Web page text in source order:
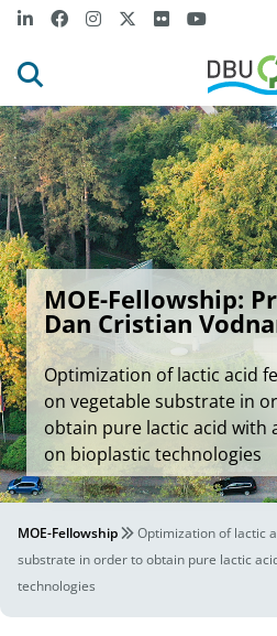
MOE-Fellowship:
Dan Cristian
Optimization of lactic acid
on vegetable substrate in
obtain pure lactic acid with
on bioplastic technologies
MOE-Fellowship
Optimization of lactic
substrate in order to obtain pure lactic
technologies